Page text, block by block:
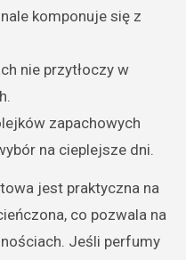
komponuje się z
nie przytłoczy w
zapachowych
na cieplejsze dni.
jest praktyczna na
co pozwala na
Jeśli perfumy